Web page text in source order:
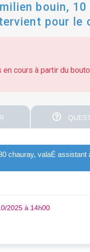
bouin, 10
pour le
cours à partir du
chauray, valaÉ
2025 à 14h00